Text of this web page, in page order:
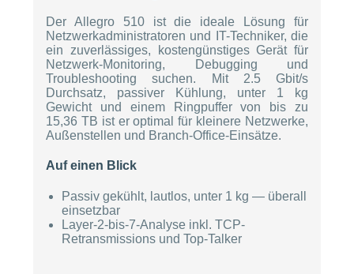
Der Allegro 510 ist die ideale Lösung für
Netzwerkadministratoren und IT-Techniker, die
ein zuverlässiges, kostengünstiges Gerät für
Netzwerk-Monitoring, Debugging und
Troubleshooting suchen. Mit 2.5 Gbit/s
Durchsatz, passiver Kühlung, unter 1 kg
Gewicht und einem Ringpuffer von bis zu
15,36 TB ist er optimal für kleinere Netzwerke,
Außenstellen und Branch-Office-Einsätze.
Auf einen Blick
Passiv gekühlt, lautlos, unter 1 kg — überall
einsetzbar
Layer-2-bis-7-Analyse inkl. TCP-
Retransmissions und Top-Talker